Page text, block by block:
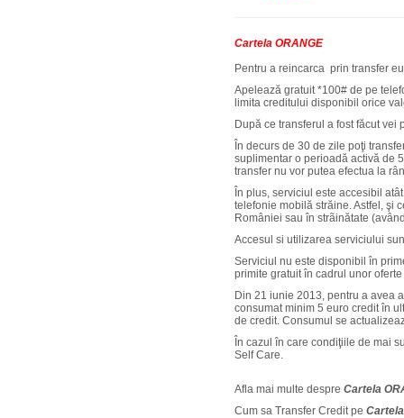
Cartela ORANGE
Pentru a reincarca prin transfer
Apelează gratuit *100# de pe
limita creditului disponibil orice
După ce transferul a fost făcut vei
În decurs de 30 de zile poţi
suplimentar o perioadă activă de
transfer nu vor putea efectua la
În plus, serviciul este accesibil
telefonie mobilă străine. Astfel, şi
României sau în strãinătate
Accesul si utilizarea serviciului
Serviciul nu este disponibil în
primite gratuit în cadrul unor
Din 21 iunie 2013, pentru a avea
consumat minim 5 euro credit în
de credit. Consumul se
În cazul în care condiţiile de mai
Self Care.
Afla mai multe despre Cartela
Cum sa Transfer Credit pe